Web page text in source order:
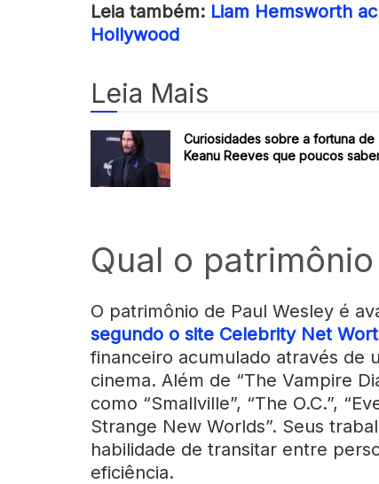
Leia também: Liam Hemsworth
Hollywood
Leia Mais
Curiosidades sobre a fortuna de
Keanu Reeves que poucos
Qual o
O patrimônio de Paul Wesley é
segundo o site Celebrity Net
financeiro acumulado através de
cinema. Além de “The Vampire
como “Smallville”, “The O.C.”,
Strange New Worlds”. Seus
habilidade de transitar entre
eficiência.